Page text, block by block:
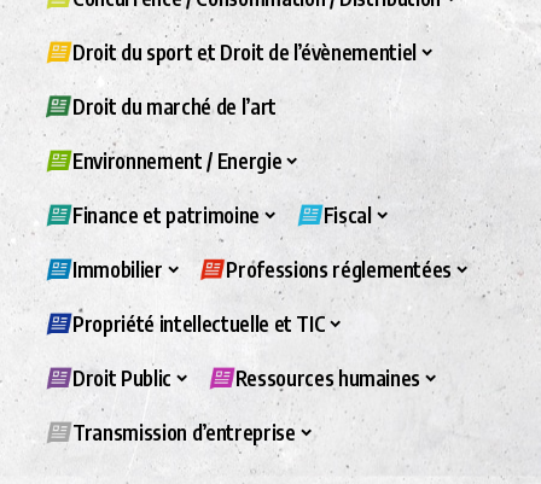
Droit du sport et Droit de l’évènementiel
Droit du marché de l’art
Environnement / Energie
Finance et patrimoine Fiscal
Immobilier Professions réglementées
Propriété intellectuelle et TIC
Droit Public Ressources humaines
Transmission d’entreprise